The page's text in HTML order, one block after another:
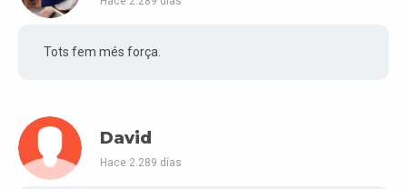
Tots fem més força.
David
Hace 2.289 días